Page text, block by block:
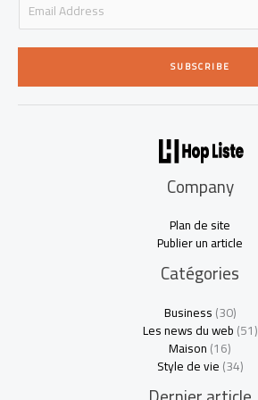
a
i
*
SUBSCRIBE
Company
Plan de site
Publier un article
Catégories
Business(30)
Les news du web(51)
Maison(16)
Style de vie(34)